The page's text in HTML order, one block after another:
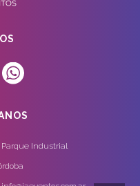
Industrial